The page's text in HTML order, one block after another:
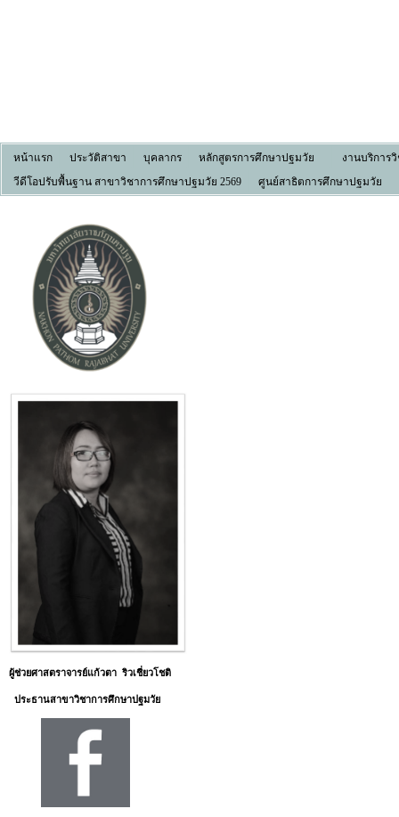
หน้าแรก ประวัติสาขา บุคลากร หลักสูตรการศึกษาปฐมวัย
งานบริการ
วีดีโอปรับพื้นฐาน สาขาวิชาการศึกษาปฐมวัย 2569
ศูนย์สาธิตการศึกษาปฐมวัย
ผู้ช่วยศาสตราจารย์แก้วตา ริวเชี่ยวโชติ
ประธานสาขาวิชาการศึกษาปฐมวัย